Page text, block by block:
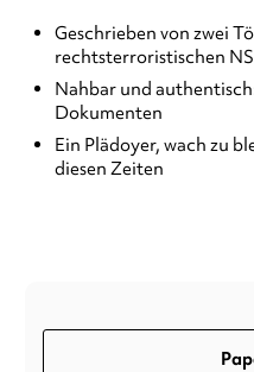
Geschrieben von zwei
rechtsterroristischen
Nahbar und
Dokumenten
Ein Plädoyer, wach zu
diesen Zeiten